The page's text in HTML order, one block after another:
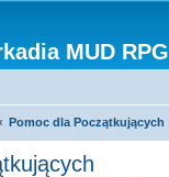
MUD RPG
Pomoc dla Początkujących